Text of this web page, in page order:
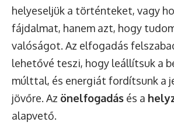
helyeseljük a történteket, vagy
fájdalmat, hanem azt, hogy
valóságot. Az elfogadás
lehetővé teszi, hogy leállítsuk a
múlttal, és energiát fordítsunk a
jövőre. Az önelfogadás és a
alapvető.